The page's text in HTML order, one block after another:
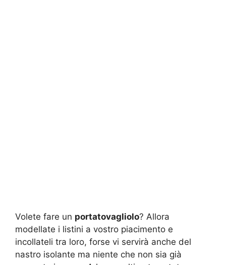
Volete fare un portatovagliolo? Allora
modellate i listini a vostro piacimento e
incollateli tra loro, forse vi servirà anche del
nastro isolante ma niente che non sia già